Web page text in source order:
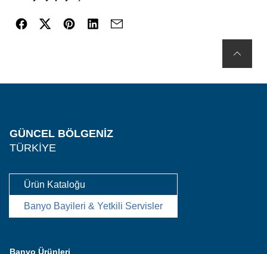
GÜNCEL BÖLGENIZ
TÜRKIYE
Ürün Kataloğu
Banyo Bayileri & Yetkili Servisler
Banyo Ürünleri